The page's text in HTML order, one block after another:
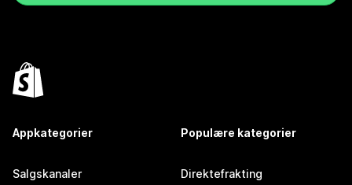
Appkategorier
Salgskanaler
Populære kategorier
Direktefrakting